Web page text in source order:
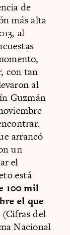
de
más alta
al
con tan
al
Guzmán
arrancó
un
el
está
100 mil
el que
(Cifras del
Nacional